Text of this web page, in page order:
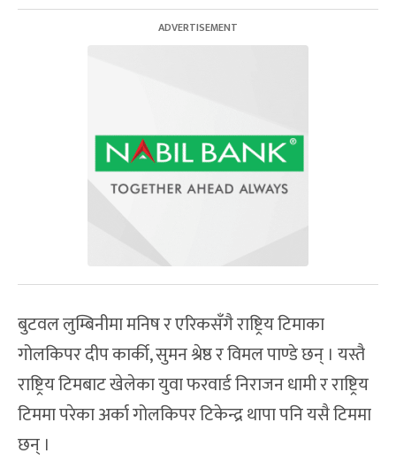
बुटवल लुम्बिनीमा मनिष र एरिकसँगै राष्ट्रिय टिमाका
गोलकिपर दीप कार्की, सुमन श्रेष्ठ र विमल पाण्डे छन् । यस्तै
राष्ट्रिय टिमबाट खेलेका युवा फरवार्ड निराजन धामी र राष्ट्रिय
टिममा परेका अर्का गोलकिपर टिकेन्द्र थापा पनि यसै टिममा
छन् ।